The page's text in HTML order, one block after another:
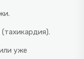
уже